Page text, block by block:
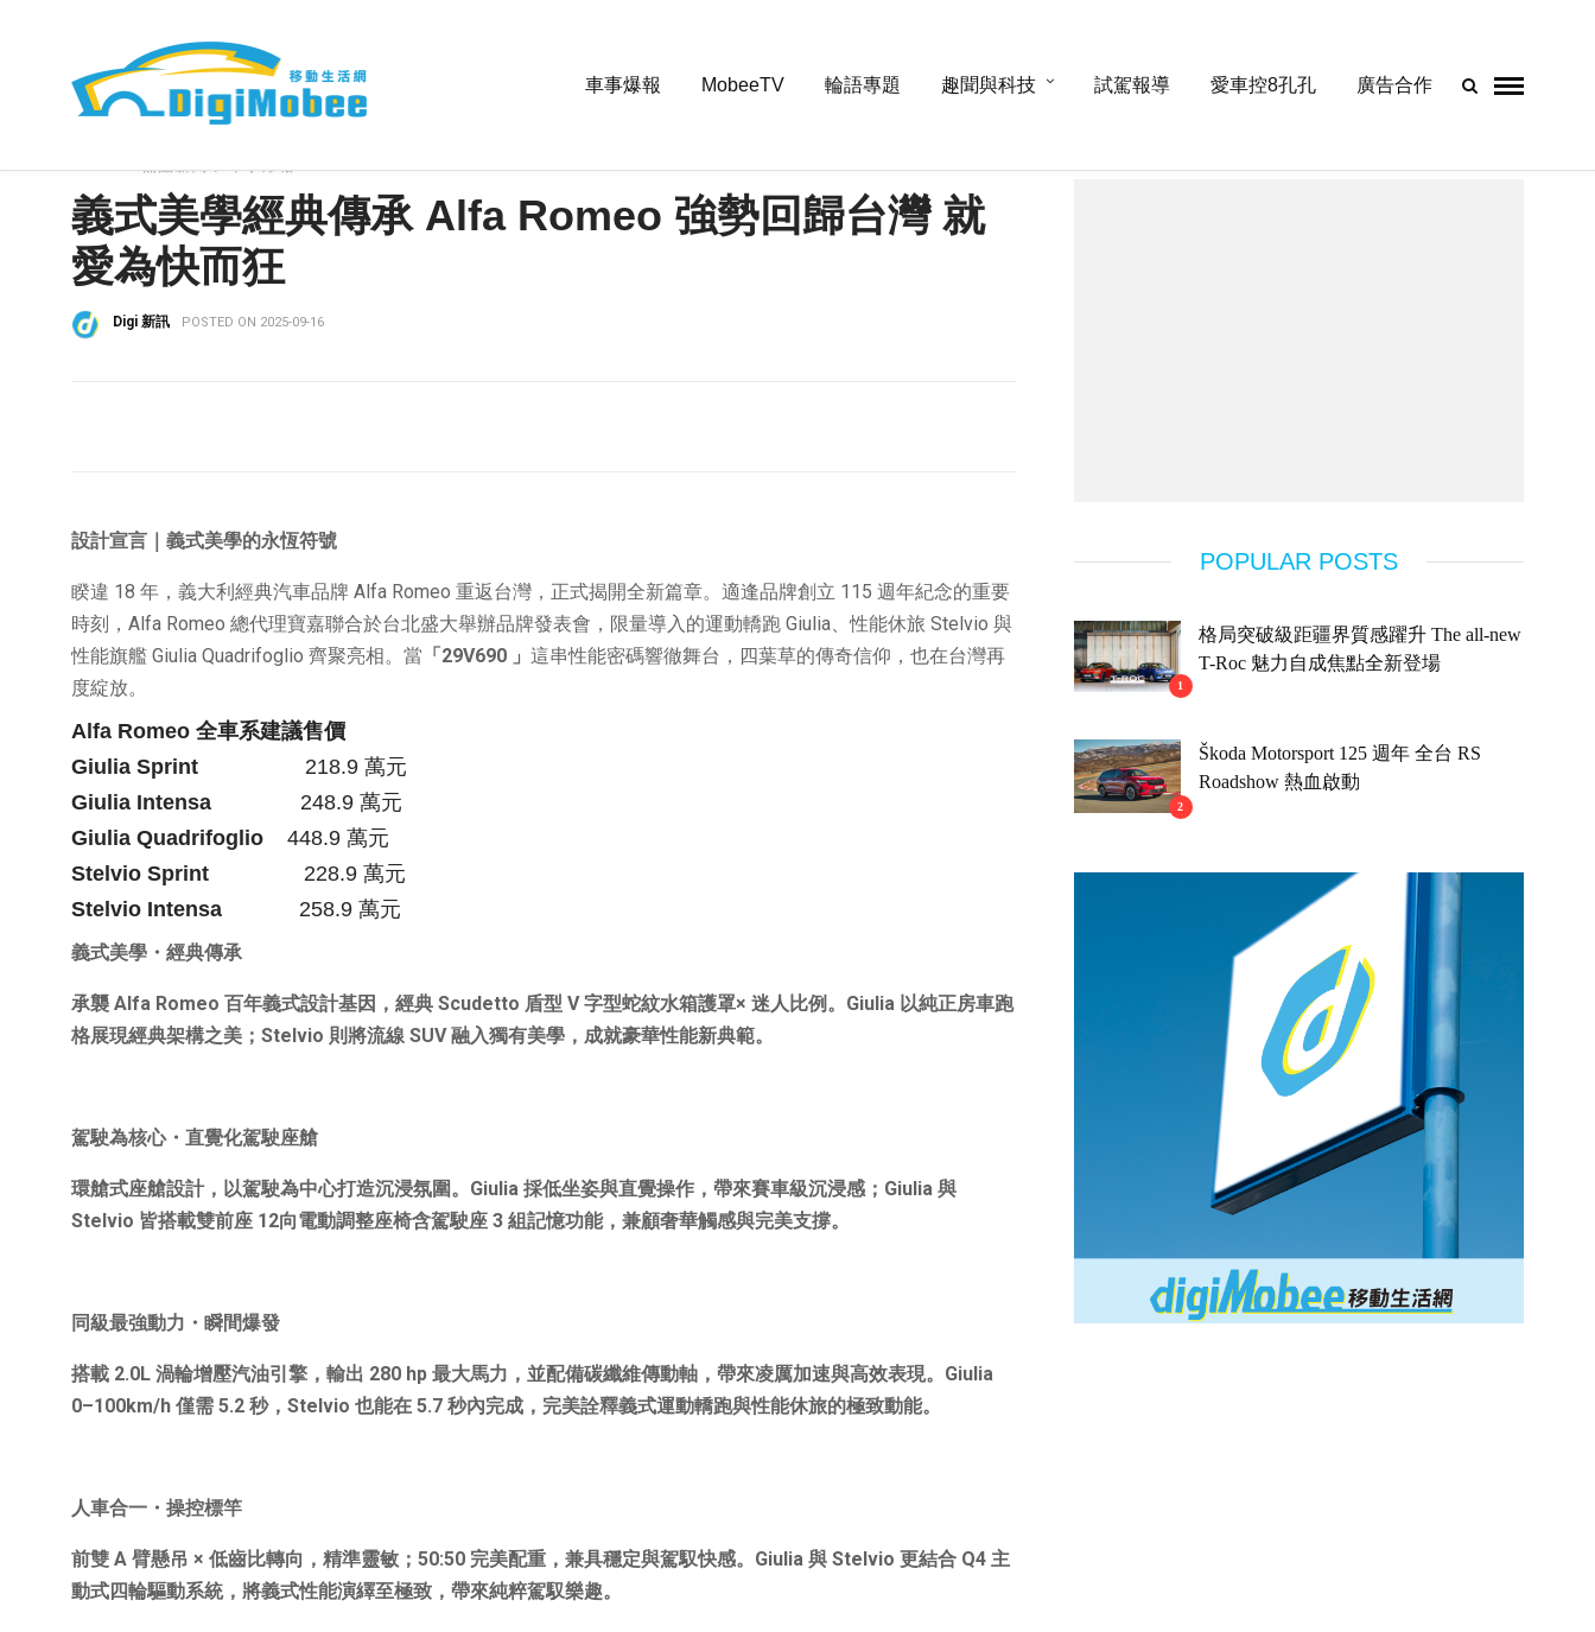
車事爆報 MobeeTV 輪語專題 趣聞與科技 試駕報導 愛車控8孔孔 廣告合作
HOME»焦點新聞 車事爆報
義式美學經典傳承 Alfa Romeo 強勢回歸台灣 就
愛為快而狂
Digi 新訊 POSTED ON 2025-09-16
設計宣言｜義式美學的永恆符號
睽違 18 年，義大利經典汽車品牌 Alfa Romeo 重返台灣，正式揭開全新篇章。適逢品牌創立 115 週年紀念的重要
時刻，Alfa Romeo 總代理寶嘉聯合於台北盛大舉辦品牌發表會，限量導入的運動轎跑 Giulia、性能休旅 Stelvio 與
性能旗艦 Giulia Quadrifoglio 齊聚亮相。當 「29V690 」 這串性能密碼響徹舞台，四葉草的傳奇信仰，也在台灣再
度綻放。
Alfa Romeo 全車系建議售價
Giulia Sprint 218.9 萬元
Giulia Intensa 248.9 萬元
Giulia Quadrifoglio 448.9 萬元
Stelvio Sprint 228.9 萬元
Stelvio Intensa 258.9 萬元
義式美學・經典傳承
承襲 Alfa Romeo 百年義式設計基因，經典 Scudetto 盾型 V字型蛇紋水箱護罩× 迷人比例。 Giulia 以純正房車跑
格展現經典架構之美； Stelvio 則將流線 SUV融入獨有美學，成就豪華性能新典範。
駕駛為核心・直覺化駕駛座艙
環艙式座艙設計，以駕駛為中心打造沉浸氛圍。 Giulia 採低坐姿與直覺操作，帶來賽車級沉浸感； Giulia 與
Stelvio 皆搭載雙前座 12向電動調整座椅含駕駛座 3 組記憶功能，兼顧奢華觸感與完美支撐。
同級最強動力・瞬間爆發
搭載 2.0L 渦輪增壓汽油引擎，輸出 280 hp 最大馬力，並配備碳纖維傳動軸，帶來凌厲加速與高效表現。 Giulia
0–100km/h 僅需 5.2 秒， Stelvio 也能在 5.7 秒內完成，完美詮釋義式運動轎跑與性能休旅的極致動能。
人車合一・操控標竿
前雙 A 臂懸吊 × 低齒比轉向，精準靈敏； 50:50 完美配重，兼具穩定與駕馭快感。 Giulia 與 Stelvio 更結合 Q4 主
動式四輪驅動系統，將義式性能演繹至極致，帶來純粹駕馭樂趣。
POPULAR POSTS
1
格局突破級距疆界質感躍升 The all-new
T-Roc 魅力自成焦點全新登場
2
Škoda Motorsport 125 週年 全台 RS
Roadshow 熱血啟動